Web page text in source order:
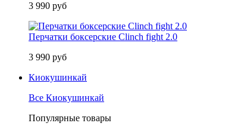
3 990 руб
Перчатки боксерские Clinch fight 2.0
3 990 руб
Киокушинкай
Все Киокушинкай
Популярные товары